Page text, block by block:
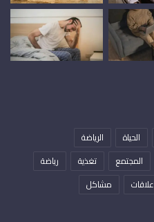
الحياة
الرياضة
المجتمع تغذية
رياضة
علاقات
مشاكل